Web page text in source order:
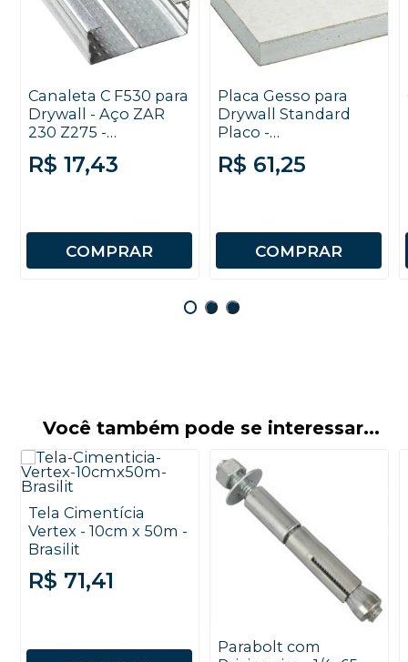
Canaleta C F530 para
Drywall - Aço ZAR
230 Z275 -
0,50x3000mm
R$ 17,43
COMPRAR
Placa Gesso para
Drywall Standard
Placo -
12,5x1200x1800mm
R$ 61,25
COMPRAR
Você também pode se interessar...
Tela Cimentícia
Vertex - 10cm x 50m -
Brasilit
R$ 71,41
Parabolt com